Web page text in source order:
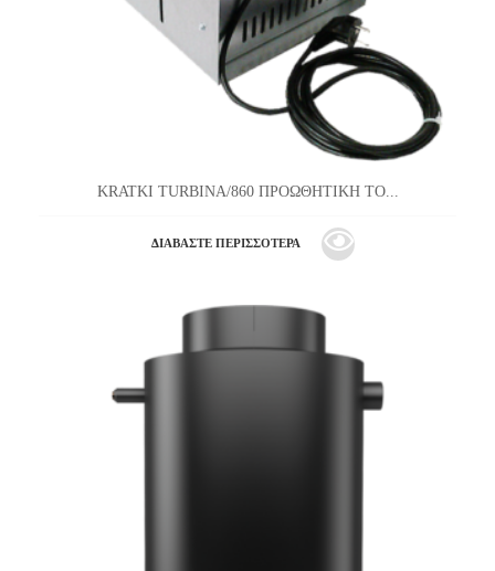
KRATKI TURBINA/860 ΠΡΟΩΘΗΤΙΚΗ ΤΟ...
ΔΙΑΒΆΣΤΕ ΠΕΡΙΣΣΌΤΕΡΑ